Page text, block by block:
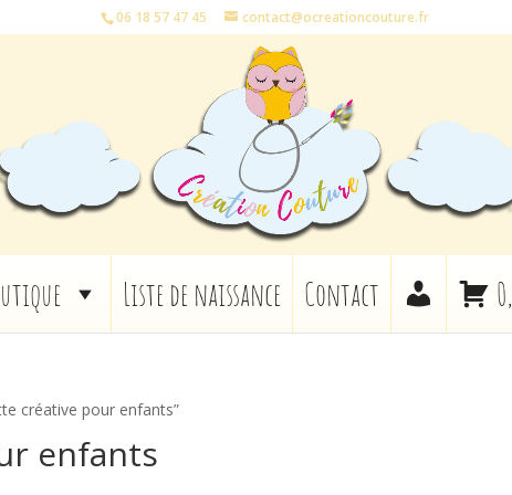
06 18 57 47 45 contact@ocreationcouture.fr
Liste de naissance Contact
créative pour enfants”
enfants